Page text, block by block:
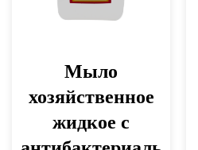
Мыло
хозяйственное
жидкое с